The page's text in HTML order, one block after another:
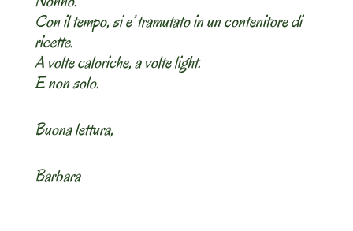
Con il tempo, si e’ tramutato in un contenitore di
ricette.
A volte caloriche, a volte light.
E non solo.
Buona lettura,
Barbara